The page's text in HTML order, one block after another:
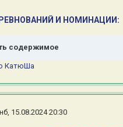
И НОМИНАЦИИ:
содержимое
КатюШа
, 15.08.2024 20:30